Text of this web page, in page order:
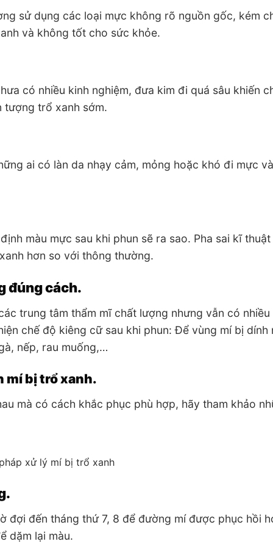
sử dụng các loại mực không rõ nguồn gốc, kém
và không tốt cho sức khỏe.
có nhiều kinh nghiệm, đưa kim đi quá sâu khiến
tượng trổ xanh sớm.
ai có làn da nhạy cảm, mỏng hoặc khó đi mực
màu mực sau khi phun sẽ ra sao. Pha sai kĩ thuật
hơn so với thông thường.
đúng cách.
trung tâm thẩm mĩ chất lượng nhưng vẫn có nhiều
chế độ kiêng cữ sau khi phun: Để vùng mí bị dính
nếp, rau muống,…
mí bị trổ xanh.
mà có cách khắc phục phù hợp, hãy tham khảo
xử lý mí bị trổ xanh
đợi đến tháng thứ 7, 8 để đường mí được phục hồi
dặm lại màu.